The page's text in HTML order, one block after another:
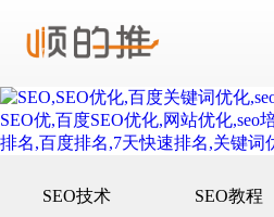
SEO技术 SEO教程